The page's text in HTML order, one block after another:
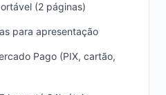
(2 páginas)
para apresentação
Pago (PIX, cartão,